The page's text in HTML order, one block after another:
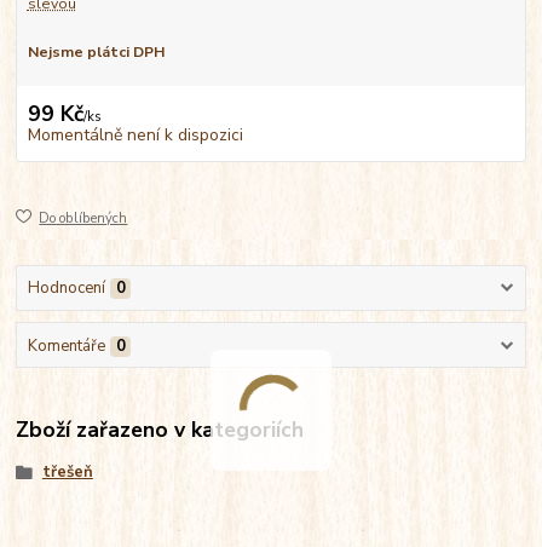
Nejsme plátci DPH
99 Kč/ks
Momentálně není k dispozici
Do oblíbených
Hodnocení 0
Komentáře 0
Zboží zařazeno v kategoriích
třešeň